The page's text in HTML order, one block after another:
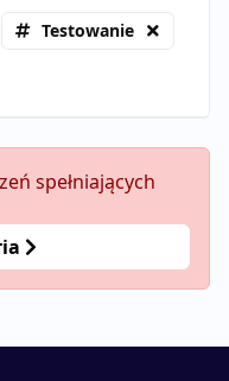
Testowanie
spełniających